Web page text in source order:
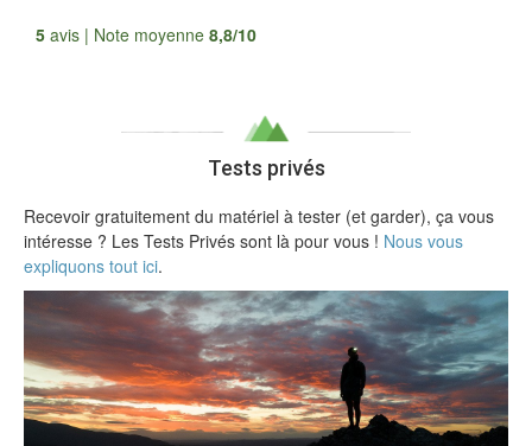
5 avis | Note moyenne 8,8/10
Tests privés
Recevoir gratuitement du matériel à tester (et garder), ça vous
intéresse ? Les Tests Privés sont là pour vous ! Nous vous
expliquons tout ici.